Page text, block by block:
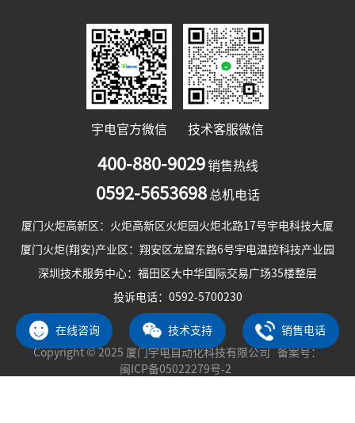
宇电官方微信 技术客服微信
400-880-9029 销售热线
0592-5653698 总机电话
厦门火炬高新区：火炬高新区火炬园火炬北路17号宇电科技大厦
厦门火炬(翔安)产业区：翔安区龙窟东路6号宇电温控科技产业园
深圳技术服务中心：福田区大中华国际交易广场35楼整层
投诉电话：0592-5700230
在线咨询 技术支持 销售电话
Copyright © 2025 厦门宇电自动化科技有限公司 备案号：
闽ICP备05022279号-2